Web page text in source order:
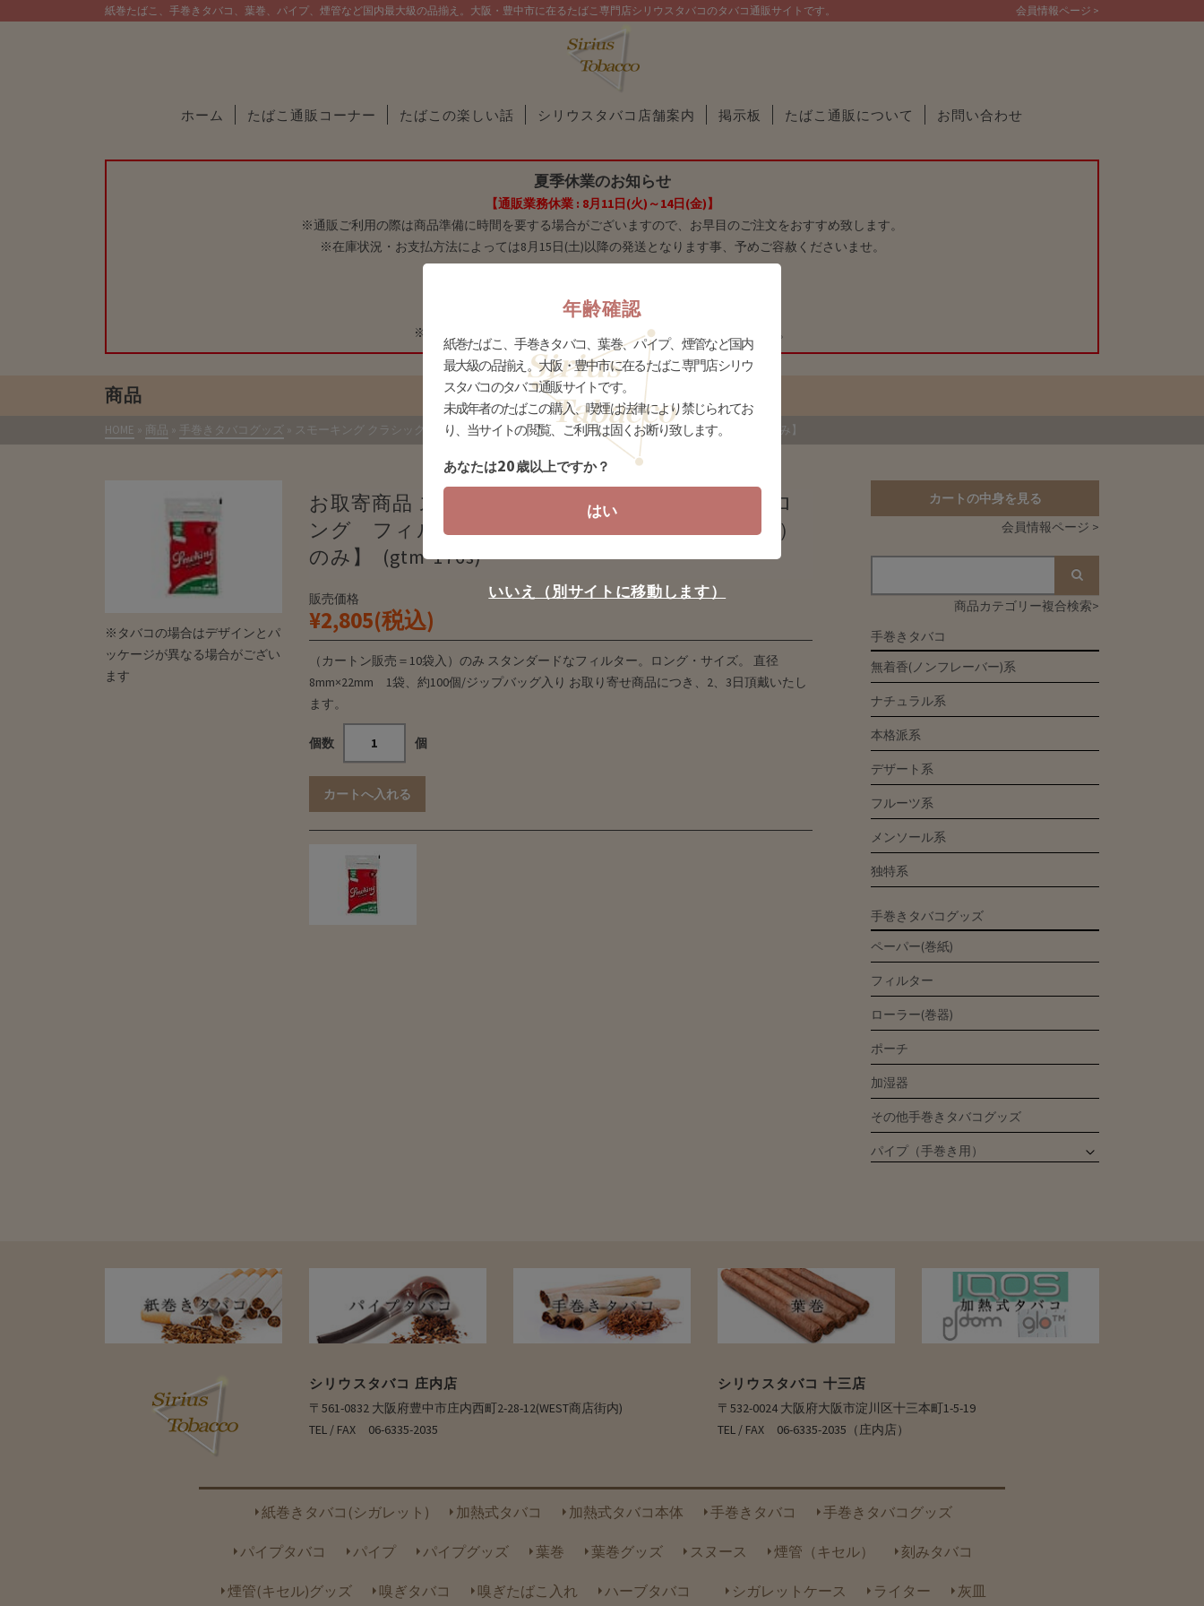
紙巻たばこ、手巻きタバコ、葉巻、パイプ、煙管など国内最大級の品揃え。大阪・豊中市に在るたばこ専門店シリウスタバコのタバコ通販サイトです。 会員情報ページ >
ホーム たばこ通販コーナー たばこの楽しい話 シリウスタバコ店舗案内 掲示板 たばこ通販について お問い合わせ
夏季休業のお知らせ
【通販業務休業 : 8月11日(火)～14日(金)】
※通販ご利用の際は商品準備に時間を要する場合がございますので、お早目のご注文をおすすめ致します。
※在庫状況・お支払方法によっては8月15日(土)以降の発送となります事、予めご容赦くださいませ。
【 十三店休業：8月9日(日)～16日(日) 】
※庄内店は8月10日(月)に限り、16時までの営業とさせて頂きます。
商品
HOME » 商品 » 手巻きタバコグッズ » スモーキング クラシック レギュラーロング フィルター 【10ヶまとめ割（カートン販売）のみ】
※タバコの場合はデザインとパ
ッケージが異なる場合がござい
ます
お取寄商品 スモーキング クラシック レギュラーロ
ング フィルター【10ヶまとめ割（カートン販売）
のみ】 (gtm-176s)
販売価格
¥2,805(税込)
（カートン販売＝10袋入）のみ スタンダードなフィルター。ロング・サイズ。 直径
8mm×22mm 1袋、約100個/ジップバッグ入り お取り寄せ商品につき、2、3日頂戴いたし
ます。
個数 個
カートの中身を見る
会員情報ページ >
商品カテゴリー複合検索>
手巻きタバコ
無着香(ノンフレーバー)系
ナチュラル系
本格派系
デザート系
フルーツ系
メンソール系
独特系
手巻きタバコグッズ
ペーパー(巻紙)
フィルター
ローラー(巻器)
ポーチ
加湿器
その他手巻きタバコグッズ
パイプ（手巻き用）
シリウスタバコ 庄内店
〒561-0832 大阪府豊中市庄内西町2-28-12(WEST商店街内)
TEL / FAX 06-6335-2035
シリウスタバコ 十三店
〒532-0024 大阪府大阪市淀川区十三本町1-5-19
TEL / FAX 06-6335-2035（庄内店）
紙巻きタバコ(シガレット) 加熱式タバコ 加熱式タバコ本体 手巻きタバコ 手巻きタバコグッズ
パイプタバコ パイプ パイプグッズ 葉巻 葉巻グッズ スヌース 煙管（キセル） 刻みタバコ
煙管(キセル)グッズ 嗅ぎタバコ 嗅ぎたばこ入れ ハーブタバコ シガレットケース ライター 灰皿
年齢確認
紙巻たばこ、手巻きタバコ、葉巻、パイプ、煙管など国内
最大級の品揃え。大阪・豊中市に在るたばこ専門店シリウ
スタバコのタバコ通販サイトです。
未成年者のたばこの購入、喫煙は法律により禁じられてお
り、当サイトの閲覧、ご利用は固くお断り致します。
あなたは20歳以上ですか？
はい
いいえ（別サイトに移動します）